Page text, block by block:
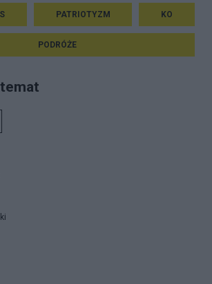
PATRIOTYZM KO
PODRÓŻE